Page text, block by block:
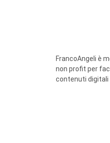
FrancoAngeli è
non profit per
contenuti digitali